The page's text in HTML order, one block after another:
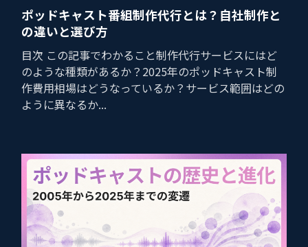
ポッドキャスト番組制作代行とは？自社制作と
の違いと選び方
目次 この記事でわかること制作代行サービスにはど
のような種類があるか？2025年のポッドキャスト制
作費用相場はどうなっているか？サービス範囲はどの
ように異なるか...